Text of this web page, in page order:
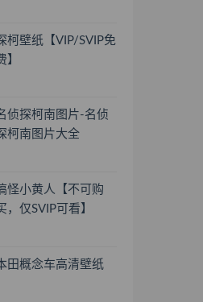
柯壁纸【VIP/SVIP免
】
侦探柯南图片-名侦
柯南图片大全
怪小黄人【不可购
，仅SVIP可看】
田概念车高清壁纸